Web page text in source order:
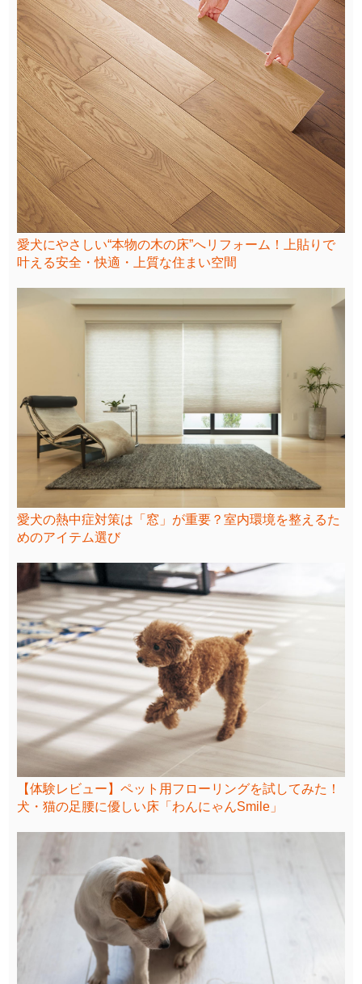
愛犬にやさしい“本物の木の床”へリフォーム！上貼りで
叶える安全・快適・上質な住まい空間
愛犬の熱中症対策は「窓」が重要？室内環境を整えるた
めのアイテム選び
【体験レビュー】ペット用フローリングを試してみた！
犬・猫の足腰に優しい床「わんにゃんSmile」